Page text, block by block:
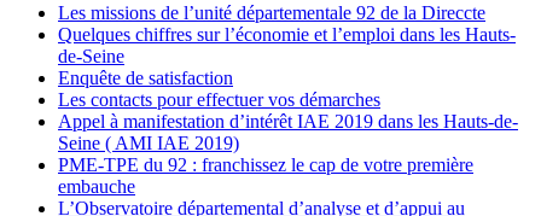
Les missions de l’unité départementale 92 de la Direccte
Quelques chiffres sur l’économie et l’emploi dans les Hauts-
de-Seine
Enquête de satisfaction
Les contacts pour effectuer vos démarches
Appel à manifestation d’intérêt IAE 2019 dans les Hauts-de-
Seine ( AMI IAE 2019)
PME-TPE du 92 : franchissez le cap de votre première
embauche
L’Observatoire départemental d’analyse et d’appui au